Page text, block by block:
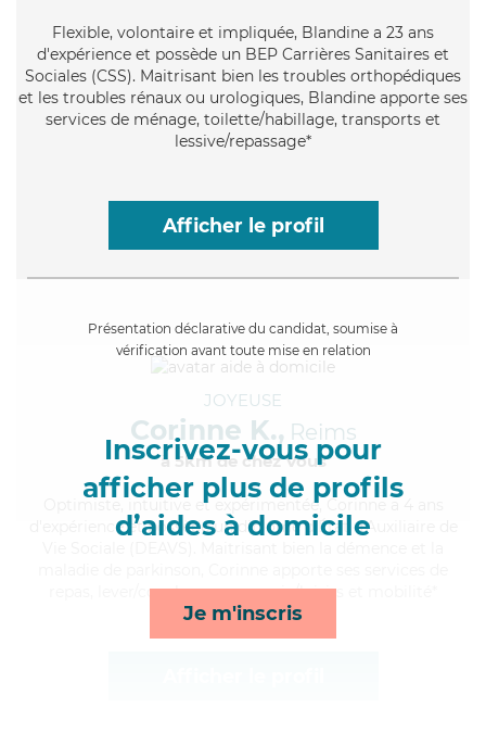
Flexible, volontaire et impliquée, Blandine a 23 ans
d'expérience et possède un BEP Carrières Sanitaires et
Sociales (CSS). Maitrisant bien les troubles orthopédiques
et les troubles rénaux ou urologiques, Blandine apporte ses
services de ménage, toilette/habillage, transports et
lessive/repassage*
Afficher le profil
Présentation déclarative du candidat, soumise à
vérification avant toute mise en relation
Inscrivez-vous pour
afficher plus de profils
d’aides à domicile
Je m'inscris
JOYEUSE
Corinne K., Reims
à 5km de chez Vous
, intuitive et expérimentée, Corinne a 4 ans
d'expérience et possède un diplôme d'État d'Auxiliaire de
repas, lever/coucher, compagnie/loisirs et mobilité*